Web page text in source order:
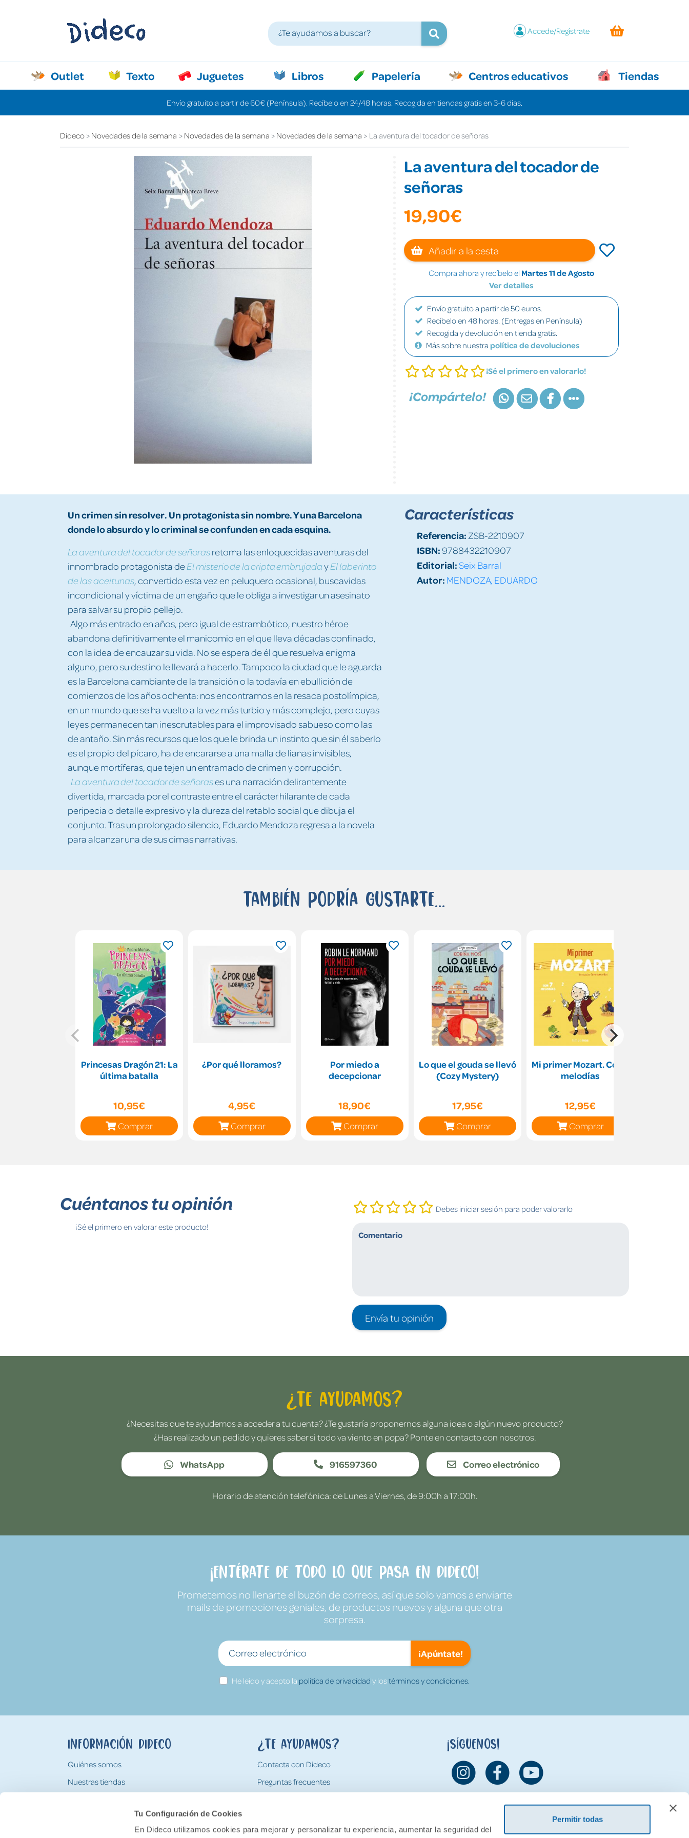
Tu Configuración de Cookies
En Dideco utilizamos cookies para mejorar y personalizar tu experiencia, aumentar la seguridad del
Permitir todas
Accede/Regístrate
Outlet Texto Juguetes Libros Papelería Centros educativos Tiendas
Envío gratuito a partir de 60€ (Península). Recíbelo en 24/48 horas. Recogida en tiendas gratis en 3-6 días.
Dideco Novedades de la semana Novedades de la semana Novedades de la semana La aventura del tocador de señoras
La aventura del tocador de
señoras
19,90€
Añadir a la cesta
Compra ahora y recíbelo el Martes 11 de Agosto
Ver detalles
Envío gratuito a partir de 50 euros.
Recíbelo en 48 horas. (Entregas en Península)
Recogida y devolución en tienda gratis.
Más sobre nuestra política de devoluciones
¡Sé el primero en valorarlo!
¡Compártelo!
Un crimen sin resolver. Un protagonista sin nombre. Y una Barcelona
donde lo absurdo y lo criminal se confunden en cada esquina.
La aventura del tocador de señorasretoma las enloquecidas aventuras del
innombrado protagonista deEl misterio de la cripta embrujadayEl laberinto
de las aceitunas, convertido esta vez en peluquero ocasional, buscavidas
incondicional y víctima de un engaño que le obliga a investigar un asesinato
para salvar su propio pellejo.
Algo más entrado en años, pero igual de estrambótico, nuestro héroe
abandona definitivamente el manicomio en el que lleva décadas confinado,
con la idea de encauzar su vida. No se espera de él que resuelva enigma
alguno, pero su destino le llevará a hacerlo. Tampoco la ciudad que le aguarda
es la Barcelona cambiante de la transición o la todavía en ebullición de
comienzos de los años ochenta: nos encontramos en la resaca postolímpica,
en un mundo que se ha vuelto a la vez más turbio y más complejo, pero cuyas
leyes permanecen tan inescrutables para el improvisado sabueso como las
de antaño. Sin más recursos que los que le brinda un instinto que sin él saberlo
es el propio del pícaro, ha de encararse a una malla de lianas invisibles,
aunque mortíferas, que tejen un entramado de crimen y corrupción.
La aventura del tocador de señorases una narración delirantemente
divertida, marcada por el contraste entre el carácter hilarante de cada
peripecia o detalle expresivo y la dureza del retablo social que dibuja el
conjunto. Tras un prolongado silencio, Eduardo Mendoza regresa a la novela
para alcanzar una de sus cimas narrativas.
Características
Referencia: ZSB-2210907
ISBN:9788432210907
Editorial:Seix Barral
Autor: MENDOZA, EDUARDO
También podría gustarte...
Princesas Dragón 21: La
última batalla
10,95€
Comprar
¿Por qué lloramos?
4,95€
Comprar
Por miedo a
decepcionar
18,90€
Comprar
Lo que el gouda se llevó
(Cozy Mystery)
17,95€
Comprar
Mi primer Mozart. Con 7
melodías
12,95€
Comprar
Cuéntanos tu opinión
¡Sé el primero en valorar este producto!
Debes iniciar sesión para poder valorarlo
Envía tu opinión
¿Te ayudamos?
¿Necesitas que te ayudemos a acceder a tu cuenta? ¿Te gustaría proponernos alguna idea o algún nuevo producto?
¿Has realizado un pedido y quieres saber si todo va viento en popa? Ponte en contacto con nosotros.
WhatsApp 916597360 Correo electrónico
Horario de atención telefónica: de Lunes a Viernes, de 9:00h a 17:00h.
¡Entérate de todo lo que pasa en Dideco!
Prometemos no llenarte el buzón de correos, así que solo vamos a enviarte
mails de promociones geniales, de productos nuevos y alguna que otra
sorpresa.
¡Apúntate!
He leído y acepto la política de privacidad y lostérminos y condiciones.
Información Dideco
Quiénes somos
Nuestras tiendas
Tarjeta Regalo Dideco
¿Te ayudamos?
Contacta con Dideco
Preguntas frecuentes
Devoluciones
¡Síguenos!